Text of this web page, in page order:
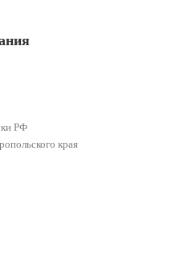
РФ
края